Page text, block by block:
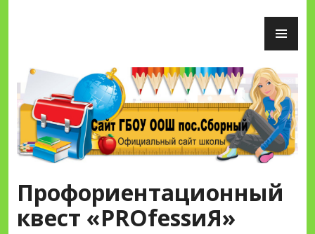
Сайт ГБОУ ООШ пос.Сборный
Профориентационный
квест «PROfessиЯ»